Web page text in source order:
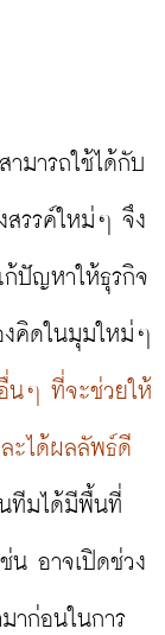
ามารถใช้ได้กับ
สรรค์ใหม่ๆ จึง
ก้ปัญหาให้ธุรกิจ
งคิดในมุมใหม่ๆ
นๆ ที่จะช่วยให้
ะได้ผลลัพธ์ดี
ทีมได้มีพื้นที่
น อาจเปิดช่วง
าก่อนในการ